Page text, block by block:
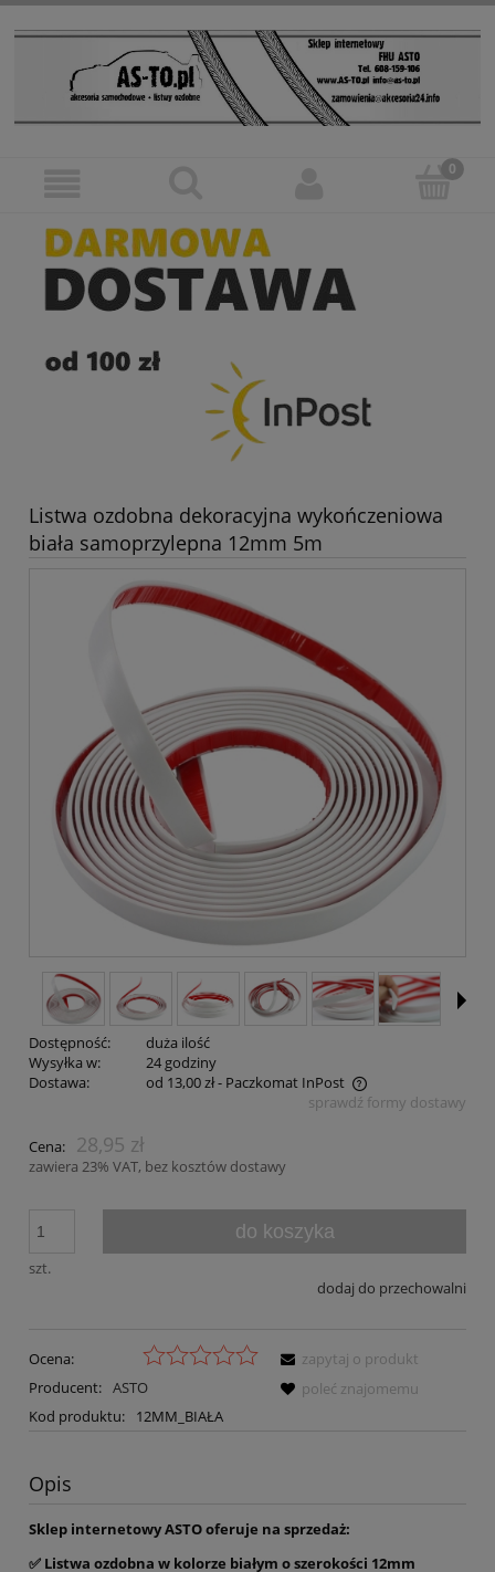
Listwa ozdobna dekoracyjna wykończeniowa
biała samoprzylepna 12mm 5m
Dostępność:
duża ilość
Wysyłka w:
24 godziny
Dostawa:
od 13,00 zł- Paczkomat InPost
Cena nie zawiera ewentualnych kosztów płatnościsprawdź formy dostawy
Cena: 28,95 zł
zawiera 23% VAT, bez kosztów dostawy
szt.
do koszyka
dodaj do przechowalni
Ocena:
Producent: ASTO
Kod produktu:
12MM_BIAŁA
zapytaj o produkt
poleć znajomemu
Opis
Sklep internetowy ASTO oferuje na sprzedaż:
✅ Listwa ozdobna w kolorze białym o szerokości 12mm